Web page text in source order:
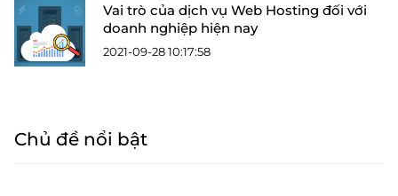
Vai trò của dịch vụ Web Hosting đối với
doanh nghiệp hiện nay
2021-09-28 10:17:58
Chủ đề nổi bật